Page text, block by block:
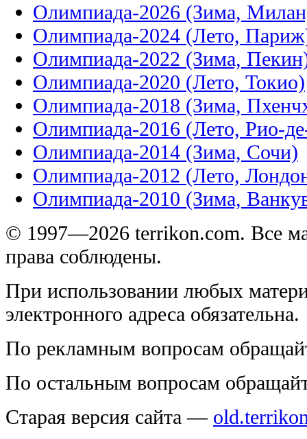
Олимпиада-2026 (Зима,
Олимпиада-2024 (Лето,
Олимпиада-2022 (Зима,
Олимпиада-2020 (Лето, Токио)
Олимпиада-2018 (Зима,
Олимпиада-2016 (Лето, Рио-
Олимпиада-2014 (Зима, Сочи)
Олимпиада-2012 (Лето,
Олимпиада-2010 (Зима,
© 1997—2026 terrikon.com. Все
права соблюдены.
При использовании любых
электронного адреса обязательна.
По рекламным вопросам
По остальным вопросам
Старая версия сайта —